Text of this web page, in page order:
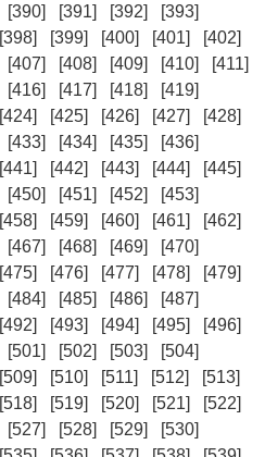
[390] [391] [392]
[393]
[398] [399] [400] [401]
[402]
[407] [408] [409] [410]
[411]
[416] [417] [418]
[419]
[424] [425] [426] [427]
[428]
[433] [434] [435]
[436]
[441] [442] [443] [444]
[445]
[450] [451] [452]
[453]
[458] [459] [460] [461]
[462]
[467] [468] [469]
[470]
[475] [476] [477] [478]
[479]
[484] [485] [486]
[487]
[492] [493] [494] [495]
[496]
[501] [502] [503]
[504]
[509] [510] [511] [512]
[513]
[518] [519] [520] [521]
[522]
[527] [528] [529]
[530]